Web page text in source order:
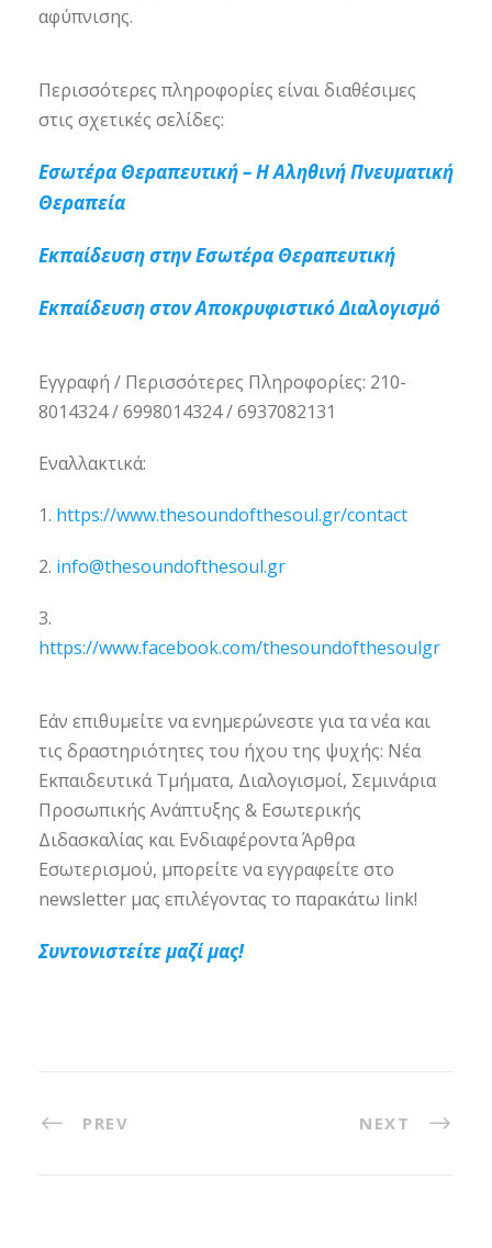
αφύπνισης.
Περισσότερες πληροφορίες είναι διαθέσιμες
στις σχετικές σελίδες:
Εσωτέρα Θεραπευτική – Η Αληθινή Πνευματική
Θεραπεία
Εκπαίδευση στην Εσωτέρα Θεραπευτική
Εκπαίδευση στον Αποκρυφιστικό Διαλογισμό
Εγγραφή / Περισσότερες Πληροφορίες: 210-
8014324 / 6998014324 / 6937082131
Εναλλακτικά:
1. https://www.thesoundofthesoul.gr/contact
2. info@thesoundofthesoul.gr
3.
https://www.facebook.com/thesoundofthesoulgr
Εάν επιθυμείτε να ενημερώνεστε για τα νέα και
τις δραστηριότητες του ήχου της ψυχής: Νέα
Εκπαιδευτικά Τμήματα, Διαλογισμοί, Σεμινάρια
Προσωπικής Ανάπτυξης & Εσωτερικής
Διδασκαλίας και Ενδιαφέροντα Άρθρα
Εσωτερισμού, μπορείτε να εγγραφείτε στο
newsletter μας επιλέγοντας το παρακάτω link!
Συντονιστείτε μαζί μας!
PREV NEXT